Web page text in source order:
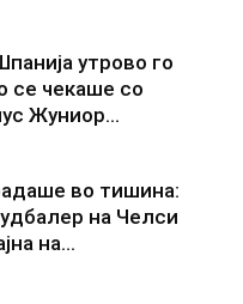
утрово го
се чекаше со
Жуниор...
во тишина:
на Челси
на...